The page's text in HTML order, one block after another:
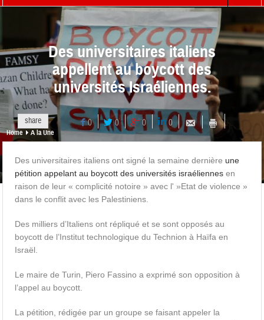
Benjamin Netanyahou à l’Iran : « Si vous nous attaquez,
Des universitaires italiens
appellent au boycott des
universités Israéliennes.
share 0 0 0 0
Home A la Une
Des universitaires italiens ont signé la semaine dernière une
pétition appelant au boycott des universités israéliennes en
raison de leur « complicité notoire » avec l' »Etat de violence »
dans le conflit avec les Palestiniens.
Des milliers d’Italiens ont répliqué et se sont opposés au
boycott de l’Institut technologique du Technion à Haïfa en
Israël.
Le maire de Turin, Piero Fassino a exprimé son opposition à
l’appel au boycott.
La pétition, rédigée par un groupe se faisant appeler la